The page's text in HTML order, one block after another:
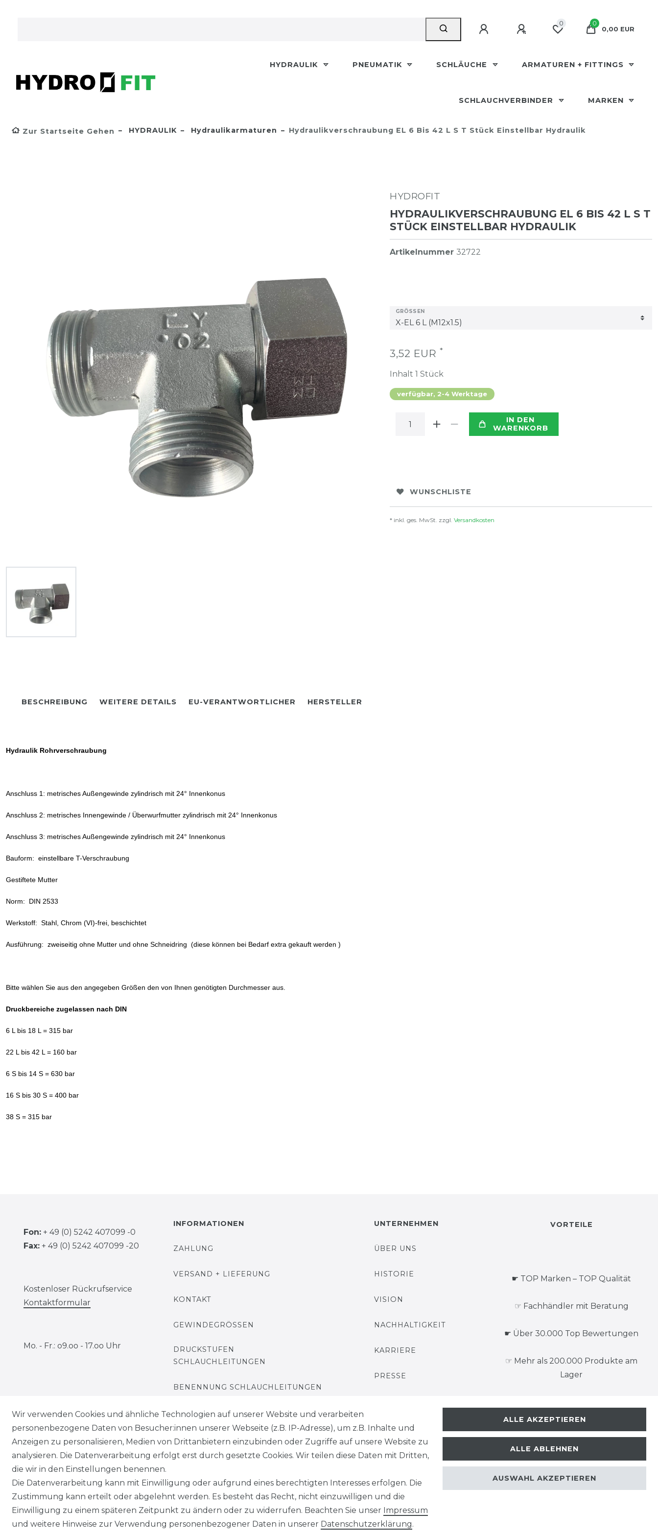
0
0
0,00 EUR
HYDRAULIK PNEUMATIK SCHLÄUCHE ARMATUREN + FITTINGS
SCHLAUCHVERBINDER MARKEN
Zur Startseite Gehen HYDRAULIK Hydraulikarmaturen Hydraulikverschraubung EL 6 Bis 42 L S T Stück Einstellbar Hydraulik
HYDROFIT
HYDRAULIKVERSCHRAUBUNG EL 6 BIS 42 L S T
STÜCK EINSTELLBAR HYDRAULIK
Artikelnummer 32722
GRÖSSEN
3,52 EUR *
Inhalt 1 Stück
verfügbar, 2-4 Werktage
IN DEN
WARENKORB
WUNSCHLISTE
* inkl. ges. MwSt. zzgl. Versandkosten
BESCHREIBUNG WEITERE DETAILS EU-VERANTWORTLICHER HERSTELLER
Hydraulik Rohrverschraubung
Anschluss 1: metrisches Außengewinde zylindrisch mit 24° Innenkonus
Anschluss 2: metrisches Innengewinde / Überwurfmutter zylindrisch mit 24° Innenkonus
Anschluss 3: metrisches Außengewinde zylindrisch mit 24° Innenkonus
Bauform: einstellbare T-Verschraubung
Gestiftete Mutter
Norm: DIN 2533
Werkstoff: Stahl, Chrom (VI)-frei, beschichtet
Ausführung: zweiseitig ohne Mutter und ohne Schneidring (diese können bei Bedarf extra gekauft werden )
Bitte wählen Sie aus den angegeben Größen den von Ihnen genötigten Durchmesser aus.
Druckbereiche zugelassen nach DIN
6 L bis 18 L = 315 bar
22 L bis 42 L = 160 bar
6 S bis 14 S = 630 bar
16 S bis 30 S = 400 bar
38 S = 315 bar
Fon: + 49 (0) 5242 407099 -0
Fax: + 49 (0) 5242 407099 -20
Kostenloser Rückrufservice
Kontaktformular
Mo. - Fr.: o9.oo - 17.oo Uhr
INFORMATIONEN
ZAHLUNG
VERSAND + LIEFERUNG
KONTAKT
GEWINDEGRÖSSEN
DRUCKSTUFEN
SCHLAUCHLEITUNGEN
BENENNUNG SCHLAUCHLEITUNGEN
UNTERNEHMEN
ÜBER UNS
HISTORIE
VISION
NACHHALTIGKEIT
KARRIERE
PRESSE
VORTEILE
☛ TOP Marken – TOP Qualität
☞ Fachhändler mit Beratung
☛ Über 30.000 Top Bewertungen
☞ Mehr als 200.000 Produkte am
Lager
Impressum Daten­schutz­erklärung VERTRAG WIDERRUFEN Kontakt
Wir verwenden Cookies und ähnliche Technologien auf unserer Website und verarbeiten
personenbezogene Daten von Besucher:innen unserer Webseite (z.B. IP-Adresse), um z.B. Inhalte und
Anzeigen zu personalisieren, Medien von Drittanbietern einzubinden oder Zugriffe auf unsere Website zu
analysieren. Die Datenverarbeitung erfolgt erst durch gesetzte Cookies. Wir teilen diese Daten mit Dritten,
die wir in den Einstellungen benennen.
Die Datenverarbeitung kann mit Einwilligung oder aufgrund eines berechtigten Interesses erfolgen. Die
Zustimmung kann erteilt oder abgelehnt werden. Es besteht das Recht, nicht einzuwilligen und die
Einwilligung zu einem späteren Zeitpunkt zu ändern oder zu widerrufen. Beachten Sie unser Impressum
und weitere Hinweise zur Verwendung personenbezogener Daten in unserer Daten­schutz­erklärung.
ALLE AKZEPTIEREN
ALLE ABLEHNEN
AUSWAHL AKZEPTIEREN